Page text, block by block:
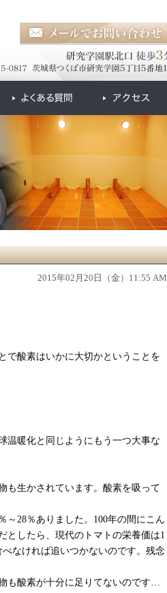
2015年02月20日（金）11:55 AM
で酸素はいかに大切かということを
温暖化と同じようにもう一つ大事な
も生かされています。酸素を吸って
～28％ありました。100年の間にこん
としたら、現代のトマトの栄養価は1
なければ追いつかないのです。残念
も酸素が十分に足りてないのです…